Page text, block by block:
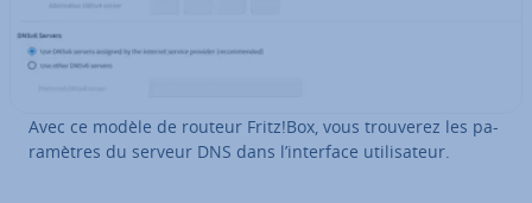
Avec ce modèle de routeur Fritz!Box, vous trouverez les pa­
ra­mètres du serveur DNS dans l’interface uti­li­sa­teur.